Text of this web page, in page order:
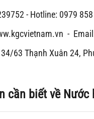
- Hotline: 0979
-
34/63 Thạnh Xuân 24,
cần biết về Nước